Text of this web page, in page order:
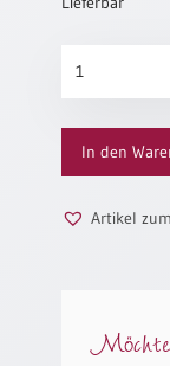
Urkunden
Sortimente
Neuerscheinungen
Ringe
Menge
In den
Artikel